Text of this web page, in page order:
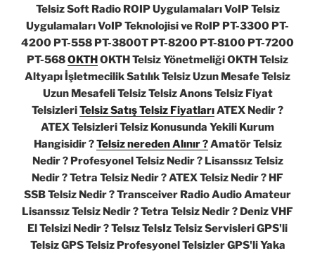
Telsiz Soft Radio ROIP Uygulamaları VoIP Telsiz
Uygulamaları VoIP Teknolojisi ve RoIP PT-3300 PT-
4200 PT-558 PT-3800T PT-8200 PT-8100 PT-7200
PT-568OKTHOKTH Telsiz Yönetmeliği OKTH Telsiz
Altyapı İşletmecilik Satılık Telsiz Uzun Mesafe Telsiz
Uzun Mesafeli Telsiz Telsiz Anons Telsiz Fiyat
TelsizleriTelsiz Satış Telsiz FiyatlarıATEX Nedir ?
ATEX Telsizleri Telsiz Konusunda Yekili Kurum
Hangisidir ?Telsiz nereden Alınır ?Amatör Telsiz
Nedir ? Profesyonel Telsiz Nedir ? Lisanssız Telsiz
Nedir ? Tetra Telsiz Nedir ? ATEX Telsiz Nedir ? HF
SSB Telsiz Nedir ? Transceiver Radio Audio Amateur
Lisanssız Telsiz Nedir ? Tetra Telsiz Nedir ? Deniz VHF
El Telsizi Nedir ? Telsız TelsIz Telsiz Servisleri GPS'li
Telsiz GPS Telsiz Profesyonel Telsizler GPS'li Yaka